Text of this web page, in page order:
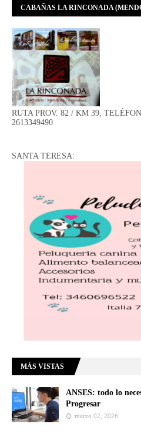
CABAÑAS LA RINCONADA
RUTA PROV. 82 / KM 39,
2613349490
SANTA TERESA:
MÁS VISTAS
ANSES: todo lo
Progresar
marzo 02, 2026